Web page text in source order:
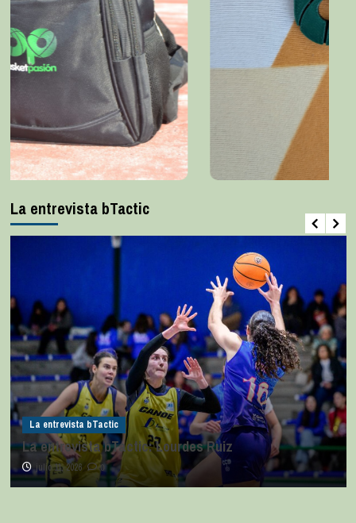
La entrevista bTactic
La entrevista bTactic
La entrevista bTactic: Lourdes Ruiz
julio 11, 2026 0